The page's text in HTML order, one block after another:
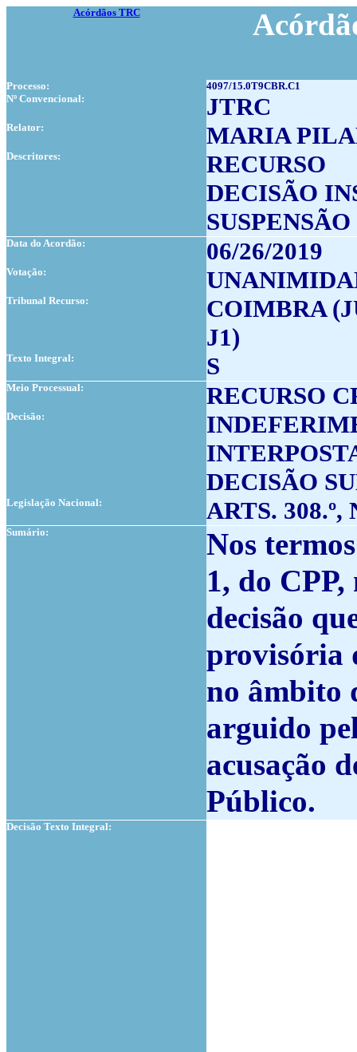
Acórdãos TRC
Processo:
4097/15.0T9CBR.C1
Nº Convencional:
JTRC
Relator: MARIA
Descritores:
RECURSO
DECISÃO
Data do Acordão: 06/26/2019
Votação:
Tribunal Recurso:
COIMBRA
J1)
Texto Integral: S
Meio Processual: RECURSO
Decisão:
DECISÃO
Legislação Nacional: ARTS. 308.º,
Sumário:
Nos
1, do
decisão
provisória
no âmbito
arguido
acusação
Público.
Decisão Texto Integral: